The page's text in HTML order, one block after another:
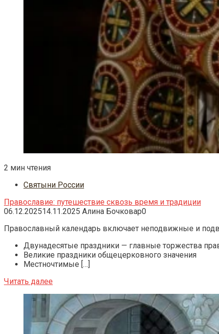
2 мин чтения
Святыни России
Православие: путешествие сквозь время и традиции
06.12.202514.11.2025 Алина Бочковар0
Православный календарь включает неподвижные и
Двунадесятые праздники — главные торжества
Великие праздники общецерковного значения
Местночтимые […]
Читать далее